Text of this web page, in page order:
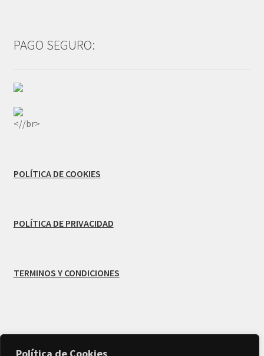
PAGO SEGURO:
<//br>
POLÍTICA DE COOKIES
POLÍTICA DE PRIVACIDAD
TERMINOS Y CONDICIONES
© Creado por MB Infodesign